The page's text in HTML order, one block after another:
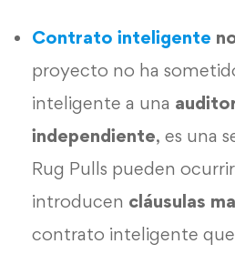
Contrato inteligente
proyecto no ha
inteligente a una
independiente, es una
Rug Pulls pueden
introducen cláusulas
contrato inteligente